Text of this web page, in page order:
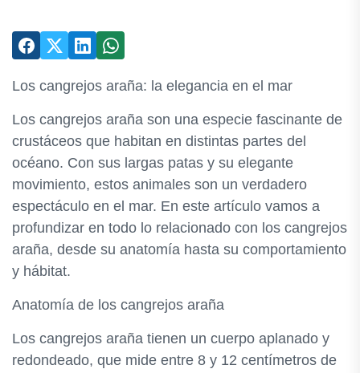
Los cangrejos araña: la elegancia en el mar
Los cangrejos araña son una especie fascinante de
crustáceos que habitan en distintas partes del
océano. Con sus largas patas y su elegante
movimiento, estos animales son un verdadero
espectáculo en el mar. En este artículo vamos a
profundizar en todo lo relacionado con los cangrejos
araña, desde su anatomía hasta su comportamiento
y hábitat.
Anatomía de los cangrejos araña
Los cangrejos araña tienen un cuerpo aplanado y
redondeado, que mide entre 8 y 12 centímetros de